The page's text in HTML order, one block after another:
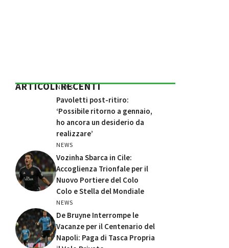
ARTICOLI RECENTI
NEWS
Pavoletti post-ritiro:
‘Possibile ritorno a gennaio,
ho ancora un desiderio da
realizzare’
NEWS
Vozinha Sbarca in Cile:
Accoglienza Trionfale per il
Nuovo Portiere del Colo
Colo e Stella del Mondiale
NEWS
De Bruyne Interrompe le
Vacanze per il Centenario del
Napoli: Paga di Tasca Propria